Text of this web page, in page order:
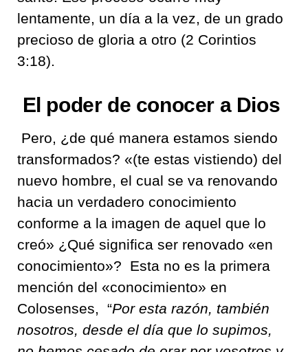
lentamente, un día a la vez, de un grado
precioso de gloria a otro (2 Corintios
3:18).
El poder de conocer a Dios
Pero, ¿de qué manera estamos siendo
transformados? «(te estas vistiendo) del
nuevo hombre, el cual se va renovando
hacia un verdadero conocimiento
conforme a la imagen de aquel que lo
creó» ¿Qué significa ser renovado «en
conocimiento»?
Esta no es la primera
mención del «conocimiento» en
Colosenses,
“Por esta razón, también
nosotros, desde el día que lo supimos,